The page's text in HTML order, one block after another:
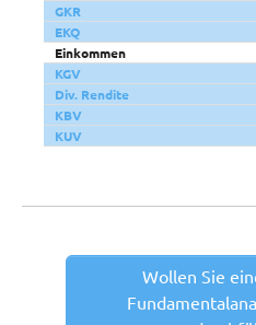
GKR
EKQ
Einkommen
KGV
Div. Rendite
KBV
KUV
Wollen Sie